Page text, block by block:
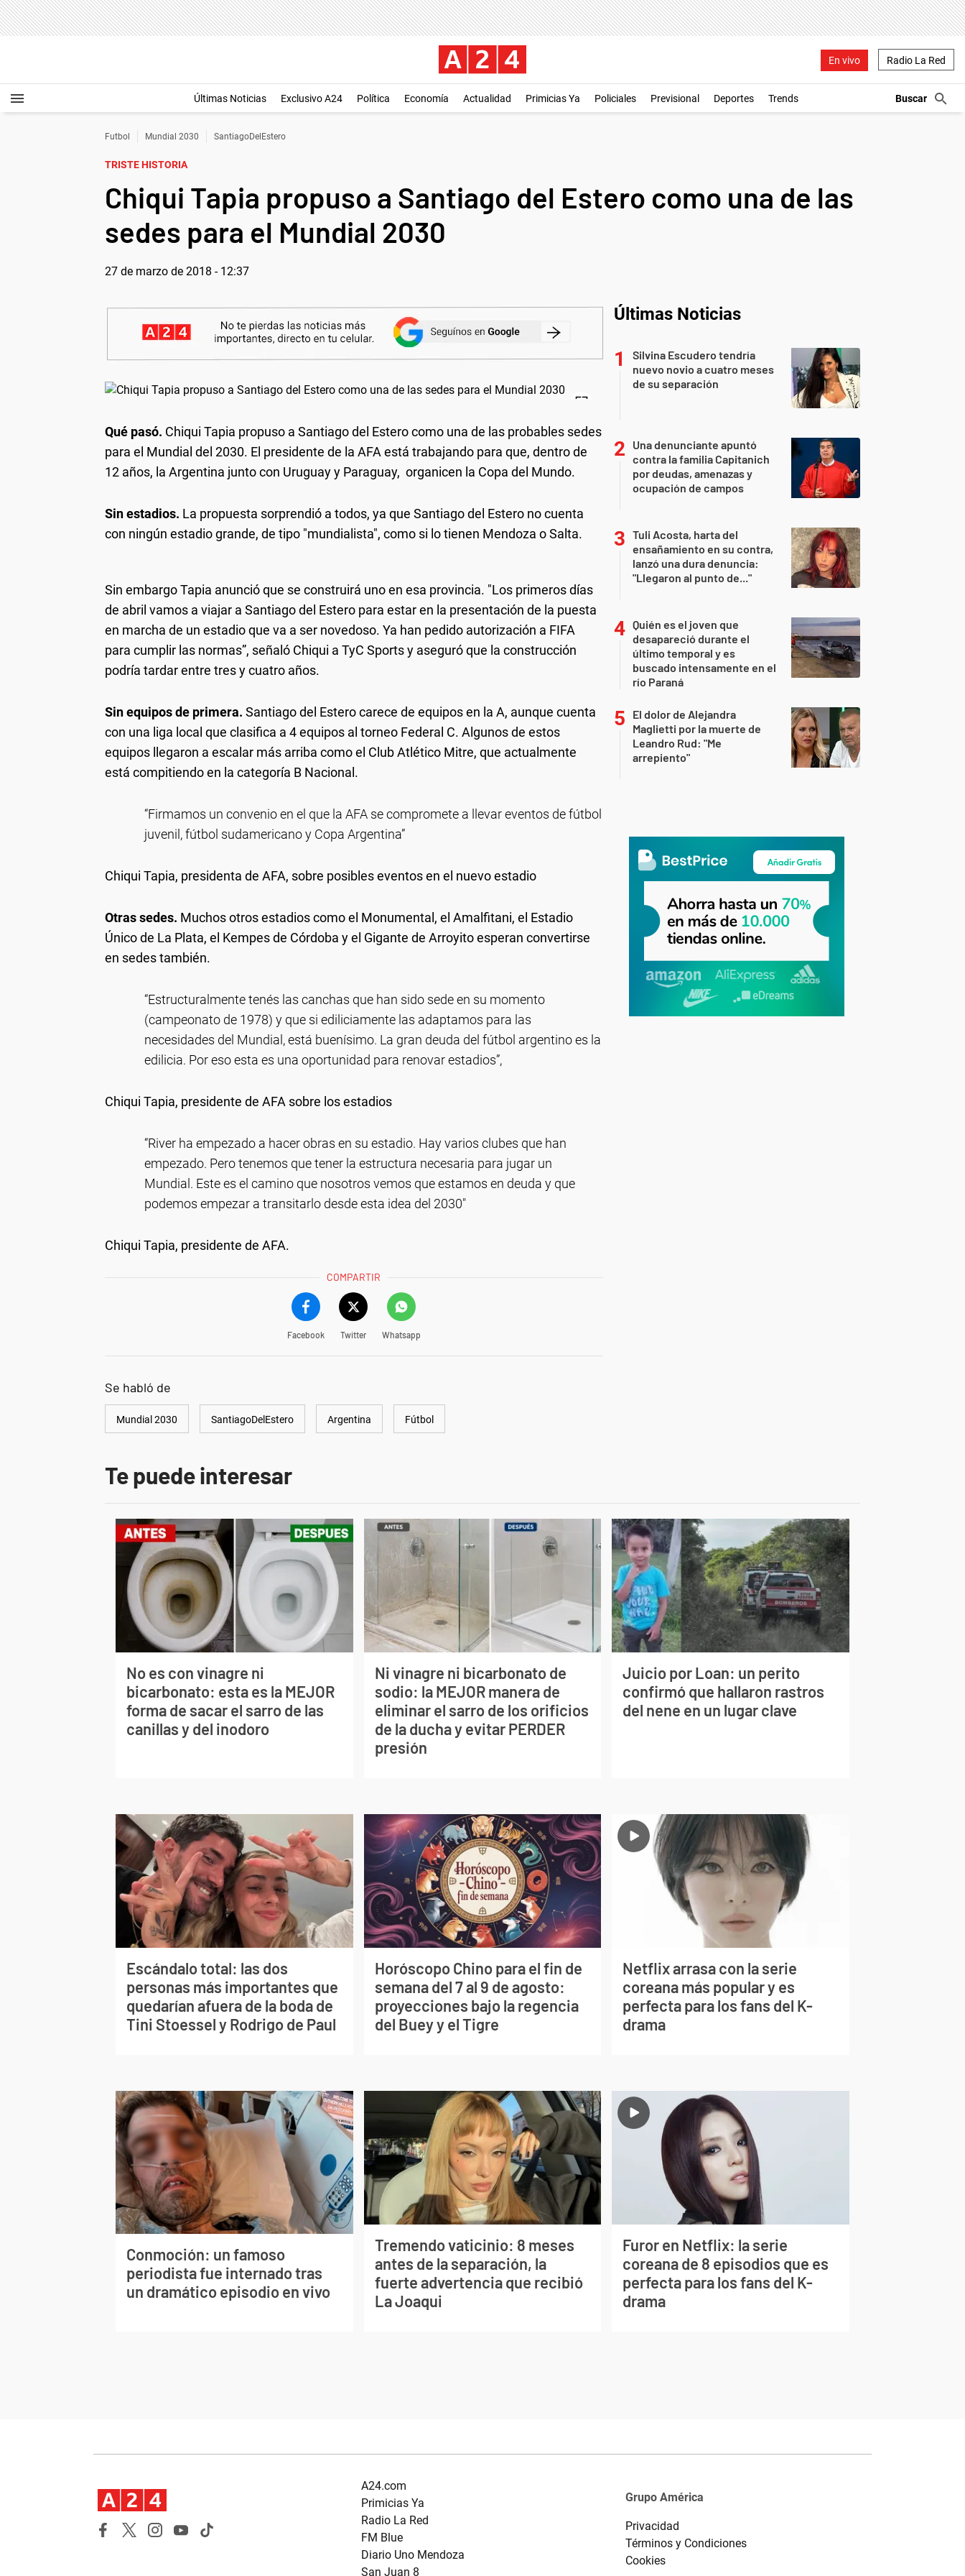
En vivo Radio La Red
Últimas Noticias Exclusivo A24 Política Economía Actualidad Primicias Ya Policiales Previsional Deportes Trends
Futbol Mundial 2030 SantiagoDelEstero
TRISTE HISTORIA
Chiqui Tapia propuso a Santiago del Estero como una de las
sedes para el Mundial 2030
27 de marzo de 2018 - 12:37
Qué pasó. Chiqui Tapia propuso a Santiago del Estero como una de las probables sedes
para el Mundial del 2030. El presidente de la AFA está trabajando para que, dentro de
12 años, la Argentina junto con Uruguay y Paraguay, organicen la Copa del Mundo.
Sin estadios. La propuesta sorprendió a todos, ya que Santiago del Estero no cuenta
con ningún estadio grande, de tipo "mundialista", como si lo tienen Mendoza o Salta.
Sin embargo Tapia anunció que se construirá uno en esa provincia. "Los primeros días
de abril vamos a viajar a Santiago del Estero para estar en la presentación de la puesta
en marcha de un estadio que va a ser novedoso. Ya han pedido autorización a FIFA
para cumplir las normas”, señaló Chiqui a TyC Sports y aseguró que la construcción
podría tardar entre tres y cuatro años.
Sin equipos de primera. Santiago del Estero carece de equipos en la A, aunque cuenta
con una liga local que clasifica a 4 equipos al torneo Federal C. Algunos de estos
equipos llegaron a escalar más arriba como el Club Atlético Mitre, que actualmente
está compitiendo en la categoría B Nacional.
“Firmamos un convenio en el que la AFA se compromete a llevar eventos de fútbol
juvenil, fútbol sudamericano y Copa Argentina”
Chiqui Tapia, presidenta de AFA, sobre posibles eventos en el nuevo estadio
Otras sedes. Muchos otros estadios como el Monumental, el Amalfitani, el Estadio
Único de La Plata, el Kempes de Córdoba y el Gigante de Arroyito esperan convertirse
en sedes también.
“Estructuralmente tenés las canchas que han sido sede en su momento
(campeonato de 1978) y que si ediliciamente las adaptamos para las
necesidades del Mundial, está buenísimo. La gran deuda del fútbol argentino es la
edilicia. Por eso esta es una oportunidad para renovar estadios”,
Chiqui Tapia, presidente de AFA sobre los estadios
“River ha empezado a hacer obras en su estadio. Hay varios clubes que han
empezado. Pero tenemos que tener la estructura necesaria para jugar un
Mundial. Este es el camino que nosotros vemos que estamos en deuda y que
podemos empezar a transitarlo desde esta idea del 2030″
Chiqui Tapia, presidente de AFA.
COMPARTIR
Facebook Twitter Whatsapp
Se habló de
Mundial 2030 SantiagoDelEstero Argentina Fútbol
Últimas Noticias
Silvina Escudero tendría
nuevo novio a cuatro meses
de su separación
Una denunciante apuntó
contra la familia Capitanich
por deudas, amenazas y
ocupación de campos
Tuli Acosta, harta del
ensañamiento en su contra,
lanzó una dura denuncia:
"Llegaron al punto de..."
Quién es el joven que
desapareció durante el
último temporal y es
buscado intensamente en el
río Paraná
El dolor de Alejandra
Maglietti por la muerte de
Leandro Rud: "Me
arrepiento"
Te puede interesar
No es con vinagre ni
bicarbonato: esta es la MEJOR
forma de sacar el sarro de las
canillas y del inodoro
Ni vinagre ni bicarbonato de
sodio: la MEJOR manera de
eliminar el sarro de los orificios
de la ducha y evitar PERDER
presión
Juicio por Loan: un perito
confirmó que hallaron rastros
del nene en un lugar clave
Escándalo total: las dos
personas más importantes que
quedarían afuera de la boda de
Tini Stoessel y Rodrigo de Paul
Horóscopo Chino para el fin de
semana del 7 al 9 de agosto:
proyecciones bajo la regencia
del Buey y el Tigre
Netflix arrasa con la serie
coreana más popular y es
perfecta para los fans del K-
drama
Conmoción: un famoso
periodista fue internado tras
un dramático episodio en vivo
Tremendo vaticinio: 8 meses
antes de la separación, la
fuerte advertencia que recibió
La Joaqui
Furor en Netflix: la serie
coreana de 8 episodios que es
perfecta para los fans del K-
drama
A24.com
Primicias Ya
Radio La Red
FM Blue
Diario Uno Mendoza
San Juan 8
Grupo América
Privacidad
Términos y Condiciones
Cookies